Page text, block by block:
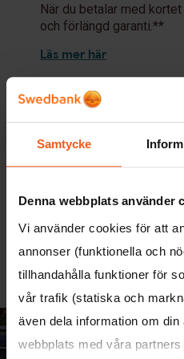
Samtycke
Denna webbplats använder
Vi använder cookies för att
annonser (funktionella och
tillhandahålla funktioner för
vår trafik (statiska och
även dela information om
webbplats med våra
När du betalar med
och förlängd garanti.**
Läs mer här
Res tryggare med
kompletterande
ersättning för
med resan.
Till exempel så ingår
Läs mer här